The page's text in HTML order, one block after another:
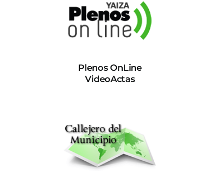
Plenos OnLine
VideoActas